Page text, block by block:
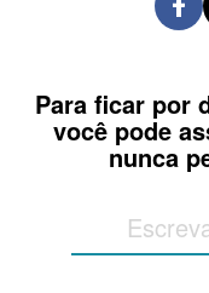
Para ficar por
você pode
nunca